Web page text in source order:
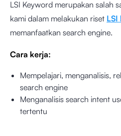
LSI Keyword merupakan salah
kami dalam melakukan riset
memanfaatkan search engine.
Cara kerja:
Mempelajari, menganalisis,
search engine
Menganalisis search intent
tertentu